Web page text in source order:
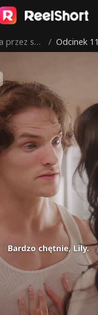
przez sek
/ Odcinek 11
Bardzo chętnie, Lily.